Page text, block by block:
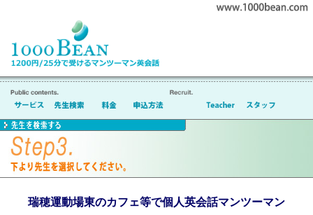
瑞穂運動場東のカフェ等で個人英会話マンツーマン